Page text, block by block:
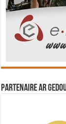
Partenaire Ar